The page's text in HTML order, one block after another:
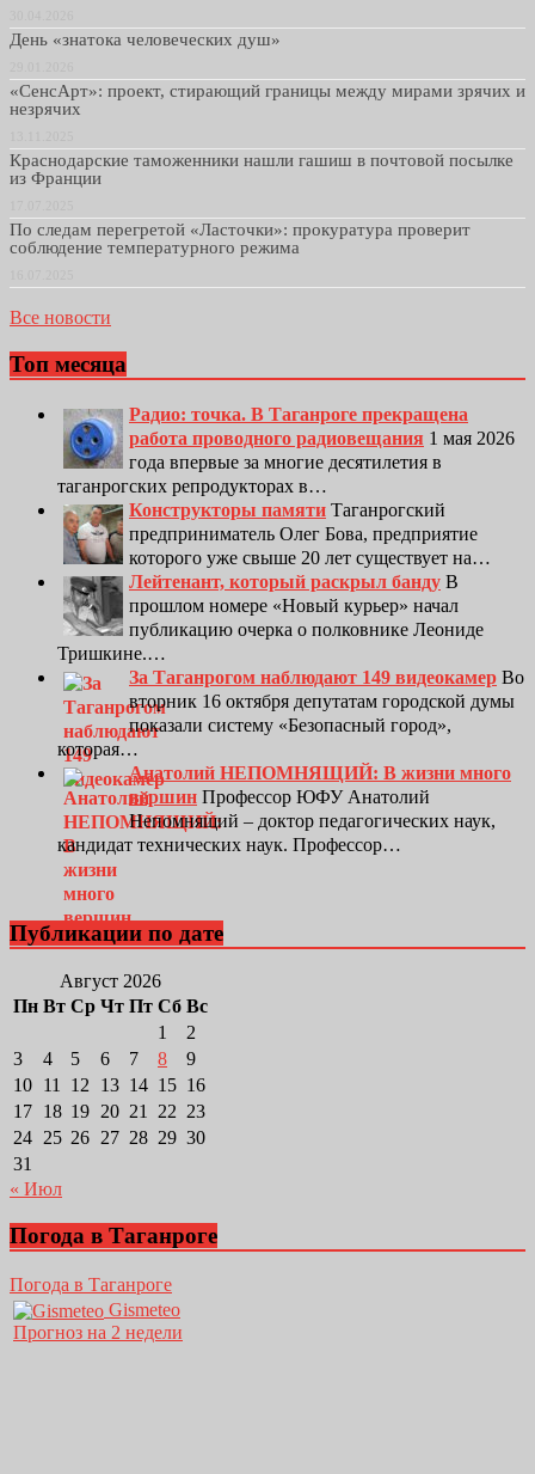
День «знатока человеческих душ»
«СенсАрт»: проект, стирающий границы между мирами зрячих и
незрячих
Краснодарские таможенники нашли гашиш в почтовой посылке
из Франции
По следам перегретой «Ласточки»: прокуратура проверит
соблюдение температурного режима
Все новости
Топ месяца
Радио: точка. В Таганроге прекращена
работа проводного радиовещания 1 мая 2026
года впервые за многие десятилетия в
таганрогских репродукторах в…
Конструкторы памяти Таганрогский
предприниматель Олег Бова, предприятие
которого уже свыше 20 лет существует на…
Лейтенант, который раскрыл банду В
прошлом номере «Новый курьер» начал
публикацию очерка о полковнике Леониде
Тришкине.…
За Таганрогом наблюдают 149 видеокамер Во
вторник 16 октября депутатам городской думы
показали систему «Безопасный город»,
которая…
Анатолий НЕПОМНЯЩИЙ: В жизни много
вершин Профессор ЮФУ Анатолий
Непомнящий – доктор педагогических наук,
кандидат технических наук. Профессор…
Публикации по дате
Август 2026
Пн Вт Ср Чт Пт Сб Вс
1
2
3
4 5 6 7 8
9
10 11 12 13 14 15 16
17 18 19 20 21 22 23
24 25 26 27 28 29 30
31
« Июл
Погода в Таганроге
Погода в Таганроге
Gismeteo
Прогноз на 2 недели